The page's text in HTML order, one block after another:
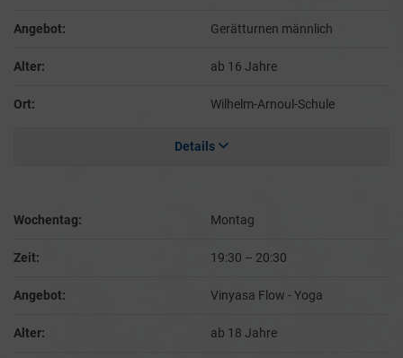
Angebot: Gerätturnen männlich
Alter: ab 16 Jahre
Ort: Wilhelm-Arnoul-Schule
Details
Wochentag: Montag
Zeit: 19:30 – 20:30
Angebot: Vinyasa Flow - Yoga
Alter: ab 18 Jahre